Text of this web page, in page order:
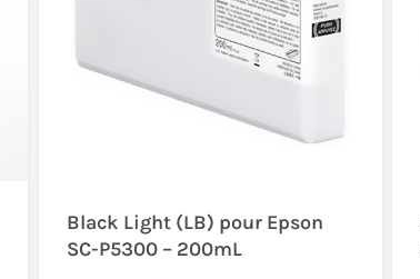
Black Light (LB) pour Epson
SC-P5300 – 200mL